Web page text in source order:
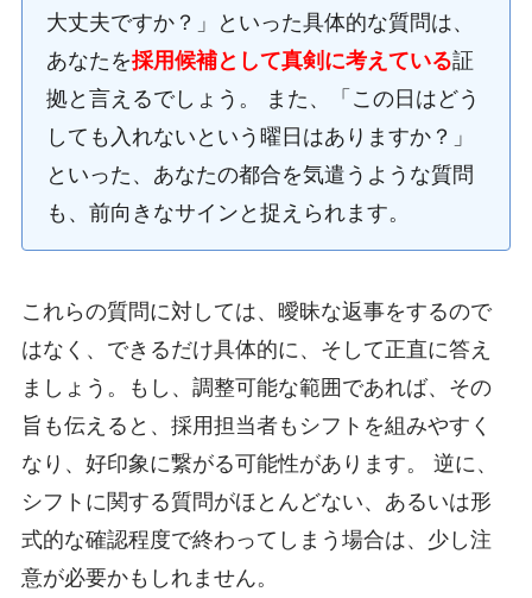
大丈夫ですか？」といった具体的な質問は、
あなたを採用候補として真剣に考えている証
拠と言えるでしょう。 また、「この日はどう
しても入れないという曜日はありますか？」
といった、あなたの都合を気遣うような質問
も、前向きなサインと捉えられます。
これらの質問に対しては、曖昧な返事をするので
はなく、できるだけ具体的に、そして正直に答え
ましょう。もし、調整可能な範囲であれば、その
旨も伝えると、採用担当者もシフトを組みやすく
なり、好印象に繋がる可能性があります。 逆に、
シフトに関する質問がほとんどない、あるいは形
式的な確認程度で終わってしまう場合は、少し注
意が必要かもしれません。